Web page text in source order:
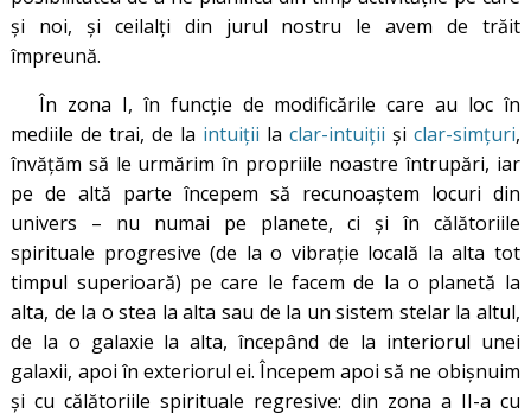
și noi, și ceilalți din jurul nostru le avem de trăit
împreună.
În zona I, în funcție de modificările care au loc în
mediile de trai, de la intuiții la clar-intuiții și clar-simțuri,
învățăm să le urmărim în propriile noastre întrupări, iar
pe de altă parte începem să recunoaștem locuri din
univers – nu numai pe planete, ci și în călătoriile
spirituale progresive (de la o vibrație locală la alta tot
timpul superioară) pe care le facem de la o planetă la
alta, de la o stea la alta sau de la un sistem stelar la altul,
de la o galaxie la alta, începând de la interiorul unei
galaxii, apoi în exteriorul ei. Începem apoi să ne obișnuim
și cu călătoriile spirituale regresive: din zona a II-a cu